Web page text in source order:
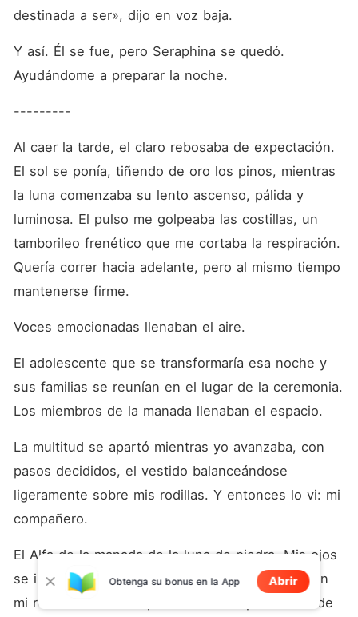
destinada a ser», dijo en voz baja.
Y así. Él se fue, pero Seraphina se quedó.
Ayudándome a preparar la noche.
---------
Al caer la tarde, el claro rebosaba de expectación.
El sol se ponía, tiñendo de oro los pinos, mientras
la luna comenzaba su lento ascenso, pálida y
luminosa. El pulso me golpeaba las costillas, un
tamborileo frenético que me cortaba la respiración.
Quería correr hacia adelante, pero al mismo tiempo
mantenerse firme.
Voces emocionadas llenaban el aire.
El adolescente que se transformaría esa noche y
sus familias se reunían en el lugar de la ceremonia.
Los miembros de la manada llenaban el espacio.
La multitud se apartó mientras yo avanzaba, con
pasos decididos, el vestido balanceándose
ligeramente sobre mis rodillas. Y entonces lo vi: mi
compañero.
El Alfa de la manada de la luna de piedra. Mis ojos
se iluminaron y una radiante sonrisa se dibujó en
mi rostro. Estaba de pie cerca de la plataforma de
Obtenga su bonus en la App Abrir